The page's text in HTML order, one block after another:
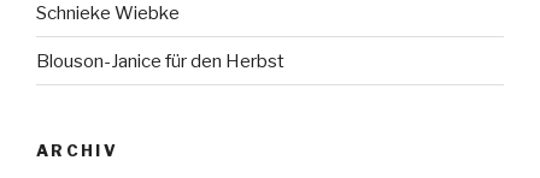
Schnieke Wiebke
Blouson-Janice für den Herbst
ARCHIV